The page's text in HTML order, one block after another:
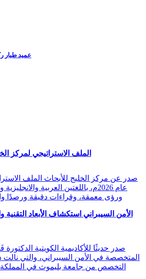
عميد طيار
الملف الاستراتيجي لمركز
صدر عن مركز الخليج للأبحاث الملف
عام 2026م، باللغتين العربية
ورؤى معمقة، وقراءات دقيقة ورصدًا
الأمن السيبراني استكشاف الأبعاد التقنية
المتخصصة في الأمن السيبراني، والتي نالت
التخصص من جامعة بليموث في المملكة